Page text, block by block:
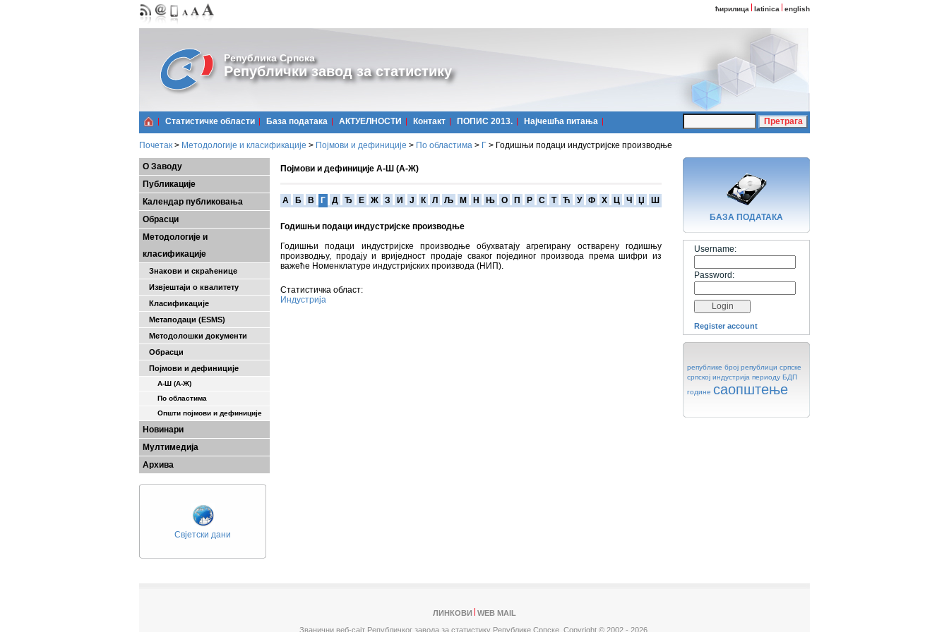
ћирилица latinica english
Република Српска
Републички завод за статистику
Статистичке области Базa података АКТУЕЛНОСТИ Контакт ПОПИС 2013. Најчешћa питања
Почетак > Методологије и класификације > Појмови и дефиниције > По областима > Г > Годишњи подаци индустријске производње
О Заводу
Публикације
Календар публиковања
Обрасци
Методологије и
класификације
Знакови и скраћенице
Извјештаји о квалитету
Класификације
Метаподаци (ESMS)
Методолошки документи
Обрасци
Појмови и дефиниције
А-Ш (A-Ж)
По областима
Општи појмови и дефиниције
Новинари
Мултимедија
Архива
Свјетски дани
Појмови и дефиниције А-Ш (А-Ж)
A Б В Г Д Ђ Е Ж З И Ј К Л Љ М Н Њ О П Р С Т Ћ У Ф Х Ц Ч Џ Ш
Годишњи подаци индустријске производње
Годишњи подаци индустријске производње обухватају агрегирану остварену годишњу
производњу, продају и вриједност продаје сваког појединог производа према шифри из
важеће Номенклатуре индустријских производа (НИП).
Статистичка област:
Индустрија
БАЗA ПОДАТАКА
Username:
Password:
Register account
републике број републици српске
српској индустрија периоду БДП
године саопштење
ЛИНКОВИ
WEB MAIL
Званични веб-сајт Републичког завода за статистику Републике Српске, Copyright © 2002 - 2026.